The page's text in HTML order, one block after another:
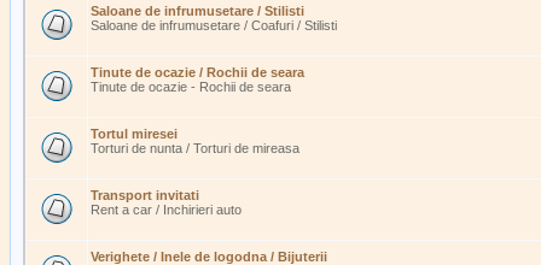
Saloane de infrumusetare / Stilisti
Saloane de infrumusetare / Coafuri / Stilisti
Tinute de ocazie / Rochii de seara
Tinute de ocazie - Rochii de seara
Tortul miresei
Torturi de nunta / Torturi de mireasa
Transport invitati
Rent a car / Inchirieri auto
Verighete / Inele de logodna / Bijuterii